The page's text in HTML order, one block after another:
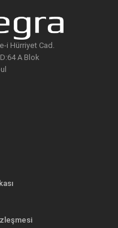
i Hürriyet Cad.
A Blok